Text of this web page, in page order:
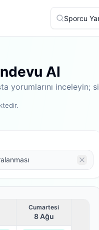
Al
yorumlarını inceleyin;
.
Cumartesi
8 Ağu